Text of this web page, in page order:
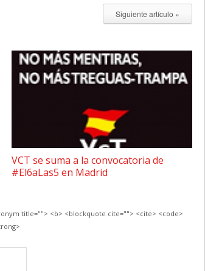
Siguiente artículo »
VCT se suma a la convocatoria de
#El6aLas5 en Madrid
title=""> <b> <blockquote cite=""> <cite> <code>